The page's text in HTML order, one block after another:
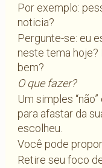
Por exemplo:
noticia?
Pergunte-se: eu
neste tema
bem?
O que fazer?
Um simples
para afastar da
escolheu.
Você pode
Retire seu foco